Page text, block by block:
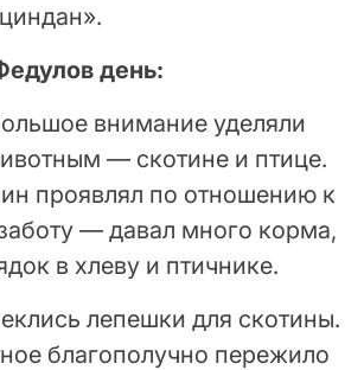
день:
внимание уделяли
— скотине и птице.
проявлял по отношению к
— давал много корма,
в хлеву и птичнике.
лепешки для скотины.
благополучно пережило